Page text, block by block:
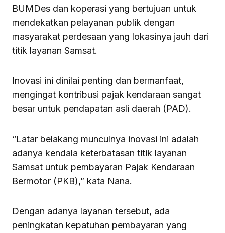
BUMDes dan koperasi yang bertujuan untuk
mendekatkan pelayanan publik dengan
masyarakat perdesaan yang lokasinya jauh dari
titik layanan Samsat.
Inovasi ini dinilai penting dan bermanfaat,
mengingat kontribusi pajak kendaraan sangat
besar untuk pendapatan asli daerah (PAD).
“Latar belakang munculnya inovasi ini adalah
adanya kendala keterbatasan titik layanan
Samsat untuk pembayaran Pajak Kendaraan
Bermotor (PKB),” kata Nana.
Dengan adanya layanan tersebut, ada
peningkatan kepatuhan pembayaran yang